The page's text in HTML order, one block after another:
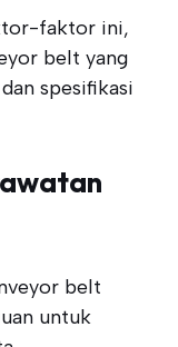
faktor ini,
belt yang
spesifikasi
belt
untuk